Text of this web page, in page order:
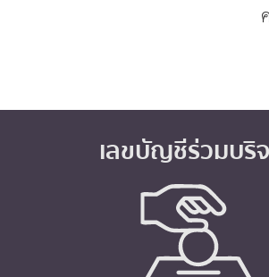
เลขบัญชีร่วมบริ